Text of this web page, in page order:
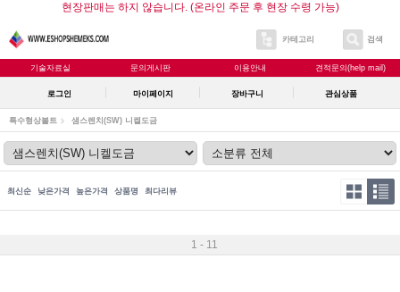
현장판매는 하지 않습니다. (온라인 주문 후 현장 수령 가능)
카테고리 검색
기술자료실 문의게시판 이용안내 견적문의(help mail)
로그인 마이페이지 장바구니 관심상품
특수형상볼트 샘스렌치(SW) 니켈도금
최신순 낮은가격 높은가격 상품명 최다리뷰
1 - 11